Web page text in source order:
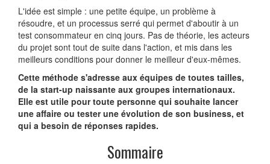
L'idée est simple : une petite équipe, un problème à
résoudre, et un processus serré qui permet d'aboutir à un
test consommateur en cinq jours. Pas de théorie, les acteurs
du projet sont tout de suite dans l'action, et mis dans les
meilleurs conditions pour donner le meilleur d'eux-mêmes.
Cette méthode s'adresse aux équipes de toutes tailles,
de la start-up naissante aux groupes internationaux.
Elle est utile pour toute personne qui souhaite lancer
une affaire ou tester une évolution de son business, et
qui a besoin de réponses rapides.
Sommaire